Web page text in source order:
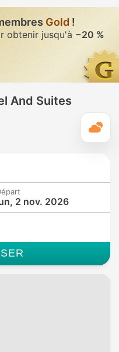
Gold !
obtenir jusqu'à −20 %
And Suites
2 nov. 2026